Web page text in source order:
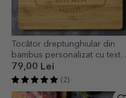
Tocător dreptunghiular din
bambus personalizat cu text -
Bucătar
79,00 Lei
(2)